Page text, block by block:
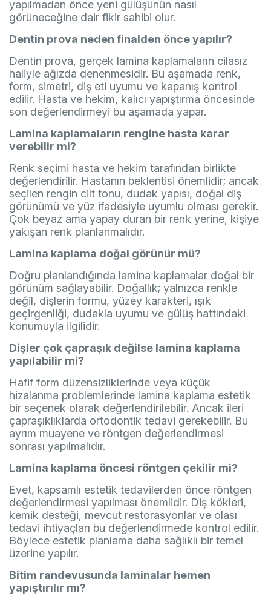
yapılmadan önce yeni gülüşünün nasıl
görüneceğine dair fikir sahibi olur.
Dentin prova neden finalden önce yapılır?
Dentin prova, gerçek lamina kaplamaların cilasız
haliyle ağızda denenmesidir. Bu aşamada renk,
form, simetri, diş eti uyumu ve kapanış kontrol
edilir. Hasta ve hekim, kalıcı yapıştırma öncesinde
son değerlendirmeyi bu aşamada yapar.
Lamina kaplamaların rengine hasta karar
verebilir mi?
Renk seçimi hasta ve hekim tarafından birlikte
değerlendirilir. Hastanın beklentisi önemlidir; ancak
seçilen rengin cilt tonu, dudak yapısı, doğal diş
görünümü ve yüz ifadesiyle uyumlu olması gerekir.
Çok beyaz ama yapay duran bir renk yerine, kişiye
yakışan renk planlanmalıdır.
Lamina kaplama doğal görünür mü?
Doğru planlandığında lamina kaplamalar doğal bir
görünüm sağlayabilir. Doğallık; yalnızca renkle
değil, dişlerin formu, yüzey karakteri, ışık
geçirgenliği, dudakla uyumu ve gülüş hattındaki
konumuyla ilgilidir.
Dişler çok çapraşık değilse lamina kaplama
yapılabilir mi?
Hafif form düzensizliklerinde veya küçük
hizalanma problemlerinde lamina kaplama estetik
bir seçenek olarak değerlendirilebilir. Ancak ileri
çapraşıklıklarda ortodontik tedavi gerekebilir. Bu
ayrım muayene ve röntgen değerlendirmesi
sonrası yapılmalıdır.
Lamina kaplama öncesi röntgen çekilir mi?
Evet, kapsamlı estetik tedavilerden önce röntgen
değerlendirmesi yapılması önemlidir. Diş kökleri,
kemik desteği, mevcut restorasyonlar ve olası
tedavi ihtiyaçları bu değerlendirmede kontrol edilir.
Böylece estetik planlama daha sağlıklı bir temel
üzerine yapılır.
Bitim randevusunda laminalar hemen
yapıştırılır mı?